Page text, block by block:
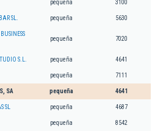
pequeña 3100
SL. pequeña 5630
pequeña 7020
S.L. pequeña 4641
pequeña 7111
SA pequeña 4641
SL pequeña 4687
pequeña 8542